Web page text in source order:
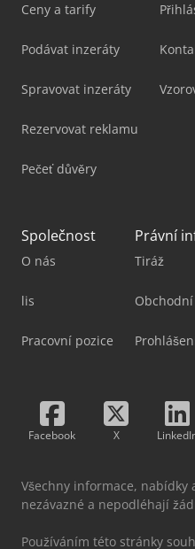
Ceny a tarify
Podávat inzeráty
Spravovat inzeráty
Rezervovat reklamu
Pečeť důvěry
Společnost
O nás
lis
Pracovní pozice
Právní
Tiráž
Facebook X
Všechny informace, nabídky
nezávazné a nepodléhají
Používáním této stránky